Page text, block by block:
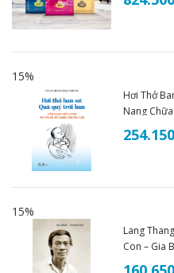
(Trọn Bộ 3
15%
Hơi Thở
Nang
Đề Sức
Đoàn Nhật
254.150
15%
Lang
Con – Gia
Nhã